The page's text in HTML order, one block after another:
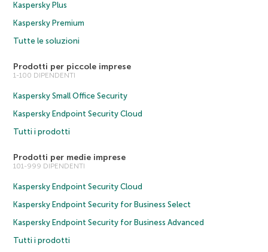
Kaspersky Plus
Kaspersky Premium
Tutte le soluzioni
Prodotti per piccole imprese
1-100 DIPENDENTI
Kaspersky Small Office Security
Kaspersky Endpoint Security Cloud
Tutti i prodotti
Prodotti per medie imprese
101-999 DIPENDENTI
Kaspersky Endpoint Security Cloud
Kaspersky Endpoint Security for Business Select
Kaspersky Endpoint Security for Business Advanced
Tutti i prodotti